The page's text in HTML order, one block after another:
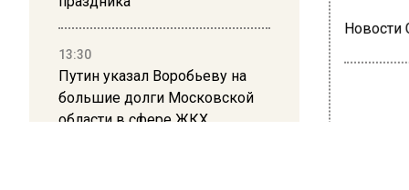
13:30
Путин указал Воробьеву на
большие долги Московской
области в сфере ЖКХ